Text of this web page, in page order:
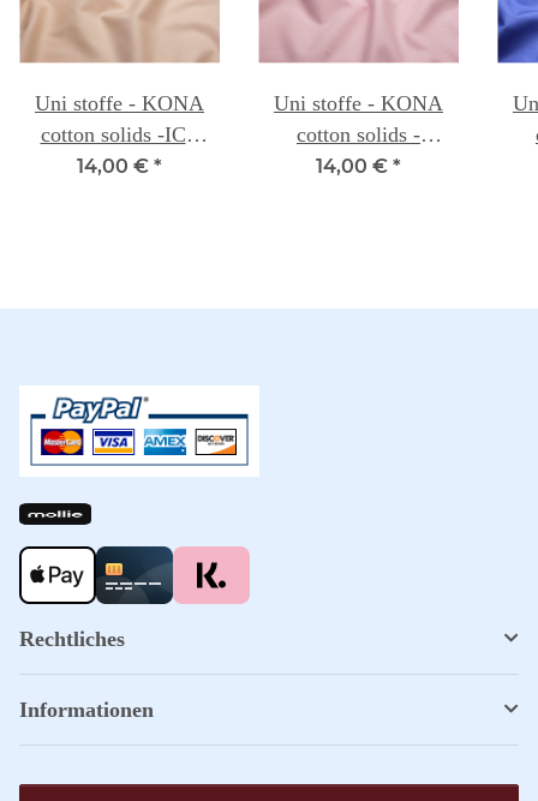
Uni stoffe - KONA
cotton solids -ICE
PEACH 042
14,00 € *
Uni stoffe - KONA
cotton solids -
DUSTY PEACH
14,00 € *
Rechtliches
Informationen